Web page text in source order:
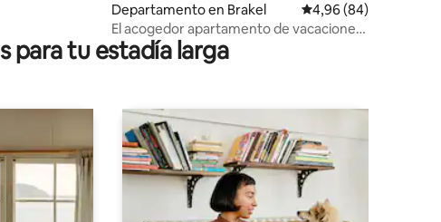
Departamento en Brakel Calificación
4,96 (84)
El acogedor apartamento de vacaciones
de Ana
para tu estadía larga